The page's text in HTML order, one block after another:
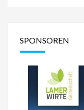
SPONSOREN